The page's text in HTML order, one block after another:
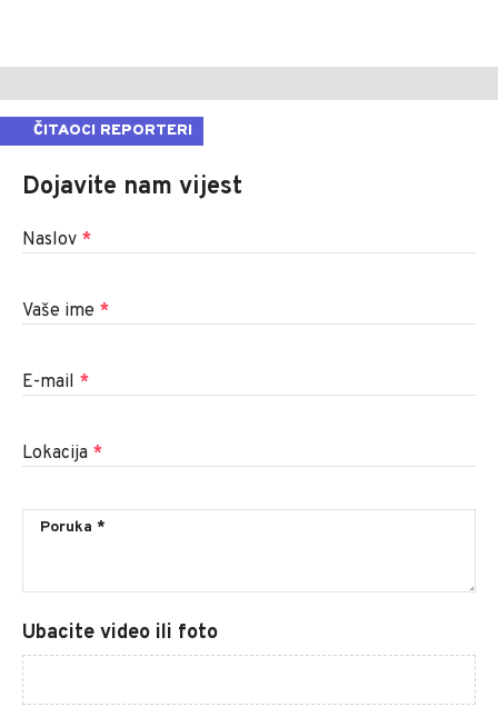
ČITAOCI REPORTERI
Dojavite nam vijest
Naslov *
Vaše ime *
E-mail *
Lokacija *
Ubacite video ili foto